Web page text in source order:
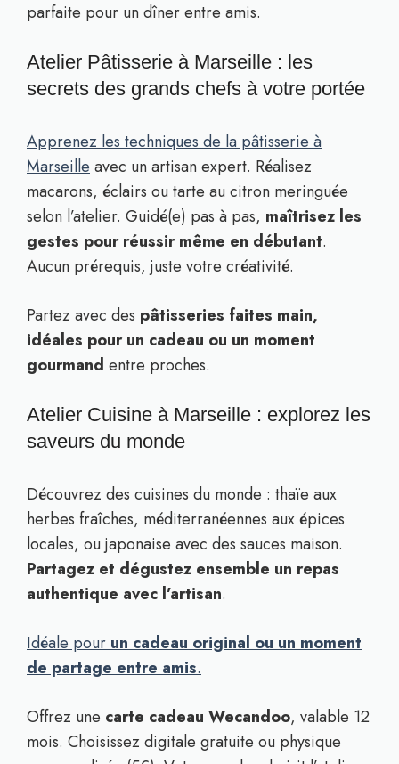
parfaite pour un dîner entre amis.
Atelier Pâtisserie à Marseille : les
secrets des grands chefs à votre portée
Apprenez les techniques de la pâtisserie à
Marseille avec un artisan expert. Réalisez
macarons, éclairs ou tarte au citron meringuée
selon l’atelier. Guidé(e) pas à pas, maîtrisez les
gestes pour réussir même en débutant.
Aucun prérequis, juste votre créativité.
Partez avec des pâtisseries faites main,
idéales pour un cadeau ou un moment
gourmand entre proches.
Atelier Cuisine à Marseille : explorez les
saveurs du monde
Découvrez des cuisines du monde : thaïe aux
herbes fraîches, méditerranéennes aux épices
locales, ou japonaise avec des sauces maison.
Partagez et dégustez ensemble un repas
authentique avec l’artisan.
Idéale pour un cadeau original ou un moment
de partage entre amis.
Offrez une carte cadeau Wecandoo, valable 12
mois. Choisissez digitale gratuite ou physique